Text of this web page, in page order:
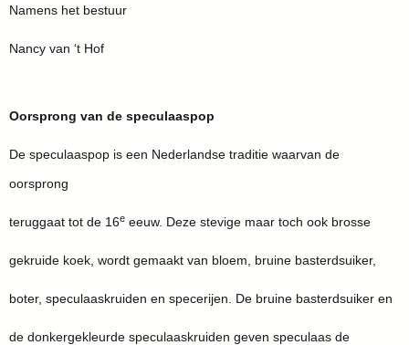
Namens het bestuur
Nancy van ‘t Hof
Oorsprong van de speculaaspop
De speculaaspop is een Nederlandse traditie waarvan de
oorsprong
teruggaat tot de 16e eeuw. Deze stevige maar toch ook brosse
gekruide koek, wordt gemaakt van bloem, bruine basterdsuiker,
boter, speculaaskruiden en specerijen. De bruine basterdsuiker en
de donkergekleurde speculaaskruiden geven speculaas de